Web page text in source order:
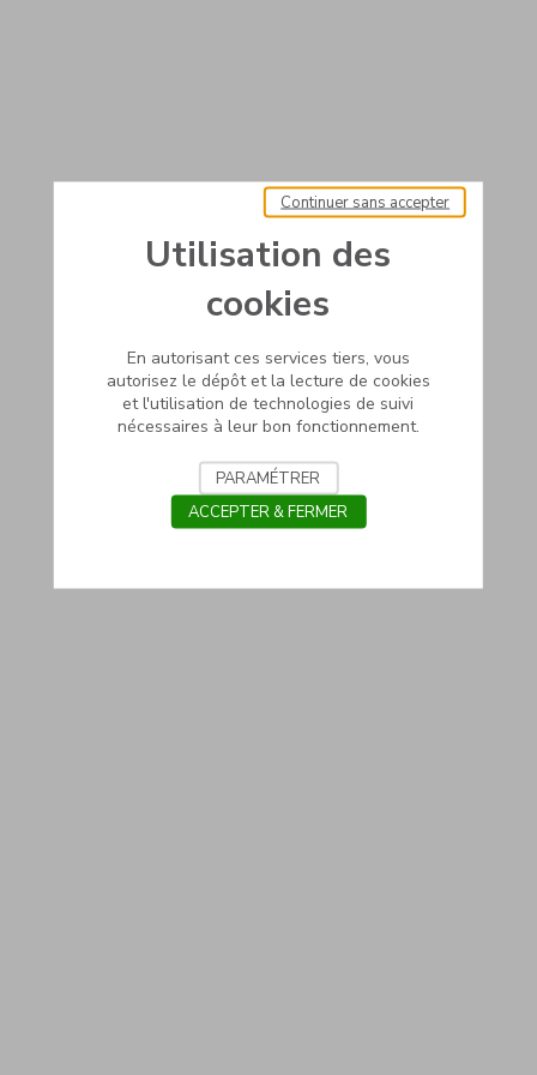
Utilisation des
cookies
En autorisant ces services tiers, vous
autorisez le dépôt et la lecture de cookies
et l'utilisation de technologies de suivi
nécessaires à leur bon fonctionnement.
Continuer sans accepter
PARAMÉTRER
ACCEPTER & FERMER